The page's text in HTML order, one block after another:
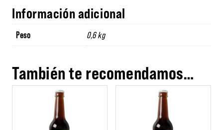
Información adicional
Peso 0,6 kg
También te recomendamos…